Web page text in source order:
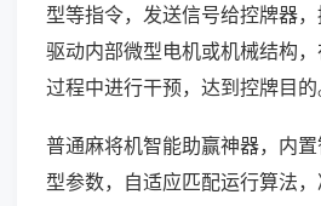
型等指令，发送信号给控牌器
驱动内部微型电机或机械结构
过程中进行干预，达到控牌目的
普通麻将机智能助赢神器，内
型参数，自适应匹配运行算法